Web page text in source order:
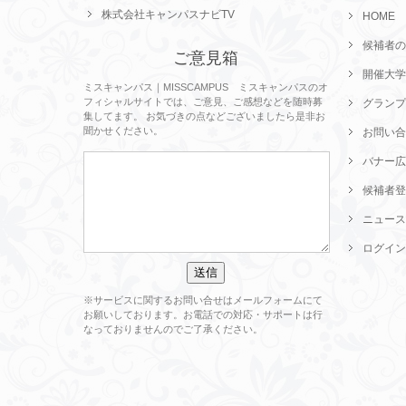
株式会社キャンパスナビTV
ご意見箱
ミスキャンパス｜MISSCAMPUS ミスキャンパスのオ
フィシャルサイトでは、ご意見、ご感想などを随時募
集してます。 お気づきの点などございましたら是非お
聞かせください。
※サービスに関するお問い合せはメールフォームにて
お願いしております。お電話での対応・サポートは行
なっておりませんのでご了承ください。
HOME
候補者
開催大
グラン
お問い
バナー
候補者
ニュース
ログイン